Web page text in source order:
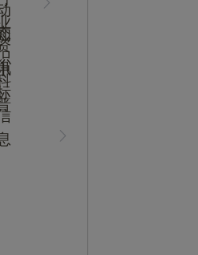
计建设方案：展示内容和互动体验设计